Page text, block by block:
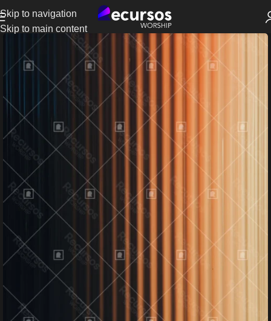
Skip to navigation
Skip to main content